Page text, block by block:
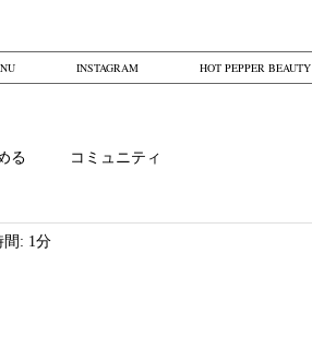
INSTAGRAM HOT PEPPER BEAUTY
る コミュニティ
間: 1分